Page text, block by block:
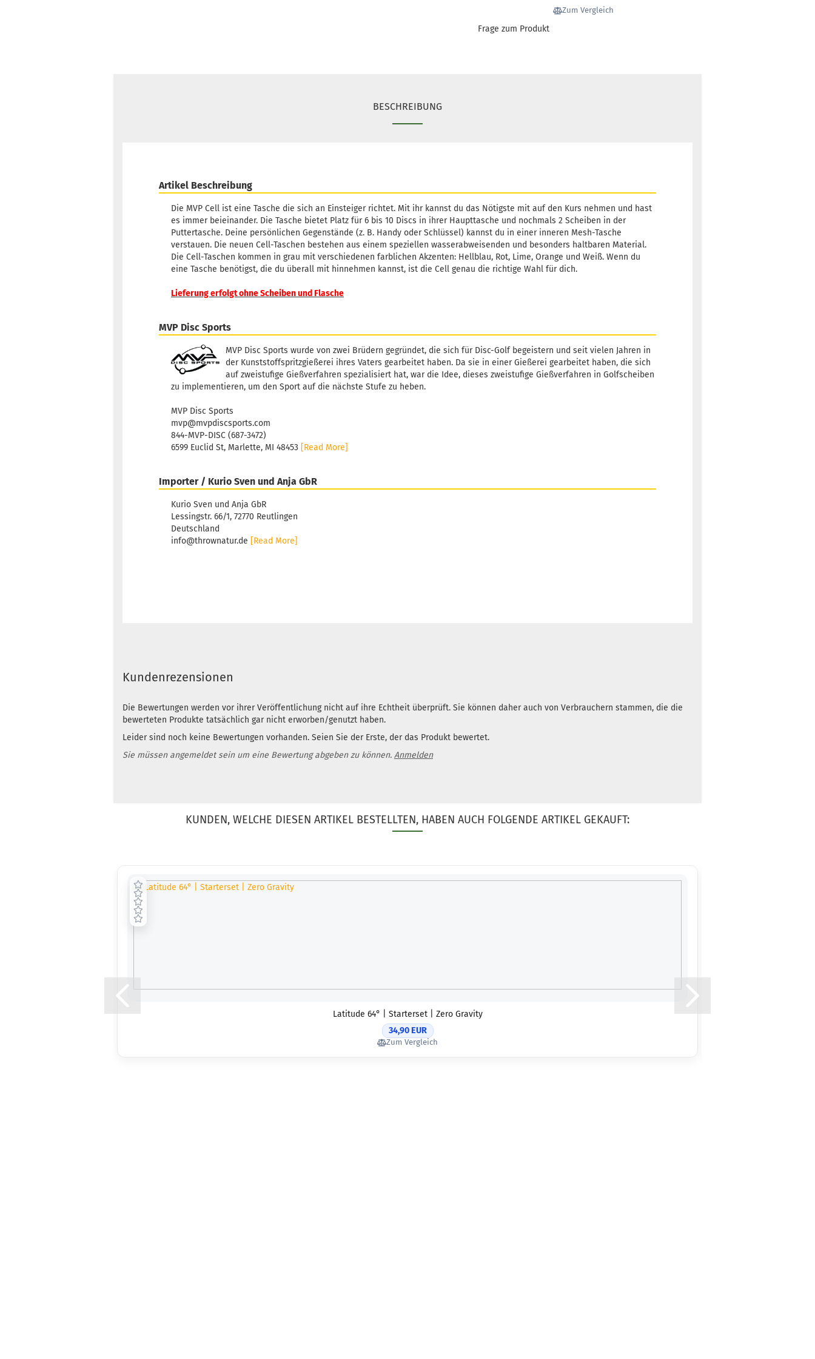
Zum Vergleich
Frage zum Produkt
BESCHREIBUNG
Artikel Beschreibung
Die MVP Cell ist eine Tasche die sich an Einsteiger richtet. Mit ihr kannst du das Nötigste mit auf den Kurs nehmen und hast
es immer beieinander. Die Tasche bietet Platz für 6 bis 10 Discs in ihrer Haupttasche und nochmals 2 Scheiben in der
Puttertasche. Deine persönlichen Gegenstände (z. B. Handy oder Schlüssel) kannst du in einer inneren Mesh-Tasche
verstauen. Die neuen Cell-Taschen bestehen aus einem speziellen wasserabweisenden und besonders haltbaren Material.
Die Cell-Taschen kommen in grau mit verschiedenen farblichen Akzenten: Hellblau, Rot, Lime, Orange und Weiß. Wenn du
eine Tasche benötigst, die du überall mit hinnehmen kannst, ist die Cell genau die richtige Wahl für dich.
Lieferung erfolgt ohne Scheiben und Flasche
MVP Disc Sports
MVP Disc Sports wurde von zwei Brüdern gegründet, die sich für Disc-Golf begeistern und seit vielen Jahren in
der Kunststoffspritzgießerei ihres Vaters gearbeitet haben. Da sie in einer Gießerei gearbeitet haben, die sich
auf zweistufige Gießverfahren spezialisiert hat, war die Idee, dieses zweistufige Gießverfahren in Golfscheiben
zu implementieren, um den Sport auf die nächste Stufe zu heben.
MVP Disc Sports
mvp@mvpdiscsports.com
844-MVP-DISC (687-3472)
6599 Euclid St, Marlette, MI 48453 [Read More]
Importer / Kurio Sven und Anja GbR
Kurio Sven und Anja GbR
Lessingstr. 66/1, 72770 Reutlingen
Deutschland
info@thrownatur.de [Read More]
Kundenrezensionen
Die Bewertungen werden vor ihrer Veröffentlichung nicht auf ihre Echtheit überprüft. Sie können daher auch von Verbrauchern stammen, die die
bewerteten Produkte tatsächlich gar nicht erworben/genutzt haben.
Leider sind noch keine Bewertungen vorhanden. Seien Sie der Erste, der das Produkt bewertet.
Sie müssen angemeldet sein um eine Bewertung abgeben zu können. Anmelden
KUNDEN, WELCHE DIESEN ARTIKEL BESTELLTEN, HABEN AUCH FOLGENDE ARTIKEL GEKAUFT:
Latitude 64° | Starterset | Zero Gravity
34,90 EUR
Zum Vergleich